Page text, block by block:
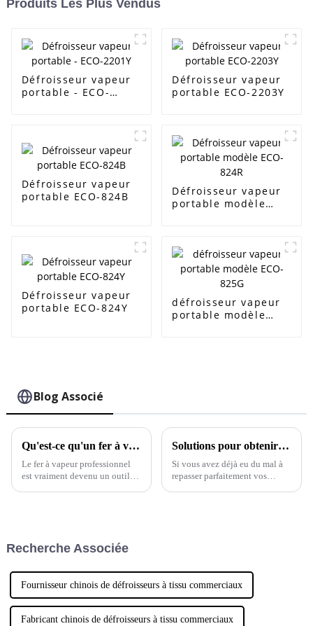
Produits Les Plus Vendus
Défroisseur vapeur
portable - ECO-
Défroisseur vapeur
portable ECO-2203Y
Défroisseur vapeur
portable ECO-824B
Défroisseur vapeur
portable modèle
Défroisseur vapeur
portable ECO-824Y
défroisseur vapeur
portable modèle
Blog Associé
Qu'est-ce qu'un fer à vapeur professionnel et comment fonctionne-t-il ?
Le fer à vapeur professionnel
est vraiment devenu un outil
Solutions pour obtenir des vêtements parfaitement repassés avec un bon fer à vapeur
Si vous avez déjà eu du mal à
repasser parfaitement vos
Recherche Associée
Fournisseur chinois de défroisseurs à tissu commerciaux
Fabricant chinois de défroisseurs à tissu commerciaux